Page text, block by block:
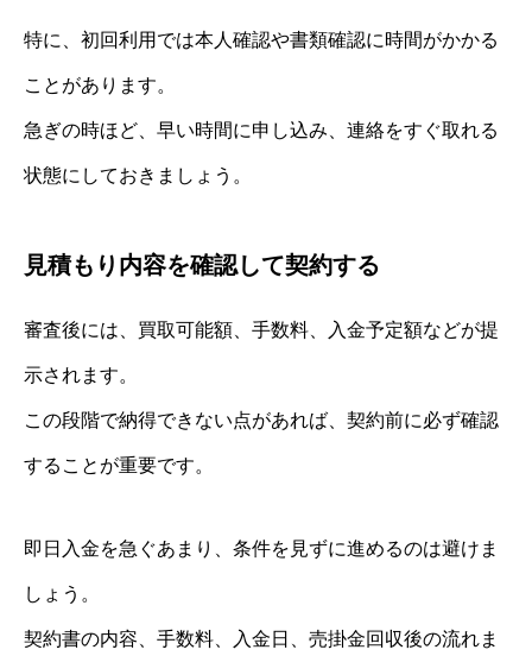
特に、初回利用では本人確認や書類確認に時間がかかる
ことがあります。
急ぎの時ほど、早い時間に申し込み、連絡をすぐ取れる
状態にしておきましょう。
見積もり内容を確認して契約する
審査後には、買取可能額、手数料、入金予定額などが提
示されます。
この段階で納得できない点があれば、契約前に必ず確認
することが重要です。
即日入金を急ぐあまり、条件を見ずに進めるのは避けま
しょう。
契約書の内容、手数料、入金日、売掛金回収後の流れま